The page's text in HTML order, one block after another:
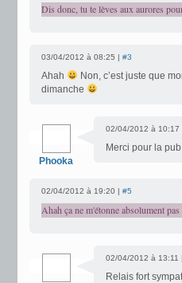
Dis donc, tu te lèves aux aurores
03/04/2012 à 08:25 | #3
Ahah
Non, c’est juste que
dimanche
Phooka
02/04/2012 à 10:17
Merci pour la
02/04/2012 à 19:20 | #5
Ahah ça ne m'étonne absolument
02/04/2012 à 13:11 |
Relais fort